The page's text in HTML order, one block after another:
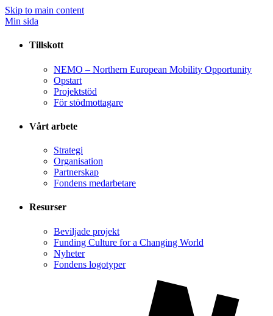
Skip to main content
Min sida
Tillskott
NEMO – Northern European Mobility Opportunity
Opstart
Projektstöd
För stödmottagare
Vårt arbete
Strategi
Organisation
Partnerskap
Fondens medarbetare
Resurser
Beviljade projekt
Funding Culture for a Changing World
Nyheter
Fondens logotyper